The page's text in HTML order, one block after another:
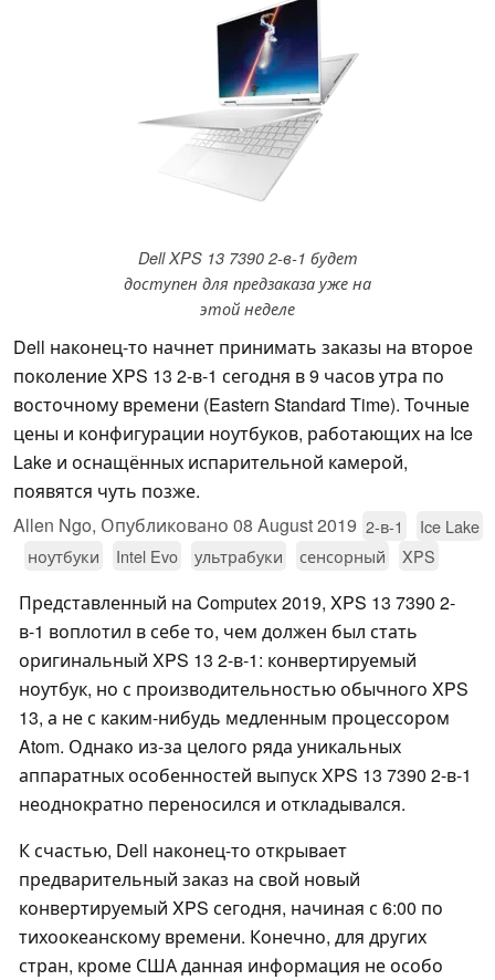
Dell XPS 13 7390 2-в-1 будет
доступен для предзаказа уже на
этой неделе
Dell наконец-то начнет принимать заказы на второе
поколение XPS 13 2-в-1 сегодня в 9 часов утра по
восточному времени (Eastern Standard Time). Точные
цены и конфигурации ноутбуков, работающих на Ice
Lake и оснащённых испарительной камерой,
появятся чуть позже.
Allen Ngo, Опубликовано 08 August 2019 2-в-1
Ice Lake
ноутбуки
Intel Evo ультрабуки сенсорный XPS
Представленный на Computex 2019, XPS 13 7390 2-
в-1 воплотил в себе то, чем должен был стать
оригинальный XPS 13 2-в-1: конвертируемый
ноутбук, но с производительностью обычного XPS
13, а не с каким-нибудь медленным процессором
Atom. Однако из-за целого ряда уникальных
аппаратных особенностей выпуск XPS 13 7390 2-в-1
неоднократно переносился и откладывался.
К счастью, Dell наконец-то открывает
предварительный заказ на свой новый
конвертируемый XPS сегодня, начиная с 6:00 по
тихоокеанскому времени. Конечно, для других
стран, кроме США данная информация не особо